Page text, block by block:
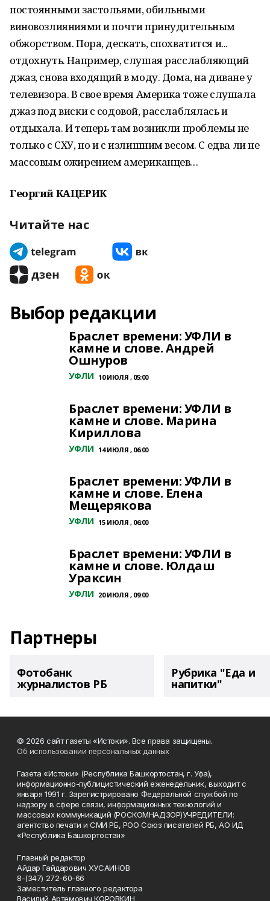
постоянными застольями, обильными
виновозлияниями и почти принудительным
обжорством. Пора, дескать, спохватится и...
отдохнуть. Например, слушая расслабляющий
джаз, снова входящий в моду. Дома, на диване у
телевизора. В свое время Америка тоже слушала
джаз под виски с содовой, расслаблялась и
отдыхала. И теперь там возникли проблемы не
только с СХУ, но и с излишним весом. С едва ли не
массовым ожирением американцев…
Георгий КАЦЕРИК
Читайте нас
Выбор редакции
Браслет времени: УФЛИ в
камне и слове. Андрей
Ошнуров
УФЛИ 10 ИЮЛЯ , 05:00
Браслет времени: УФЛИ в
камне и слове. Марина
Кириллова
УФЛИ 14 ИЮЛЯ , 06:00
Браслет времени: УФЛИ в
камне и слове. Елена
Мещерякова
УФЛИ 15 ИЮЛЯ , 06:00
Браслет времени: УФЛИ в
камне и слове. Юлдаш
Ураксин
УФЛИ 20 ИЮЛЯ , 09:00
Партнеры
Фотобанк
журналистов РБ
Рубрика "Еда и
напитки"
© 2026 сайт газеты «Истоки». Все права защищены.
Об использовании персональных данных
Газета «Истоки» (Республика Башкортостан, г. Уфа),
информационно-публицистический еженедельник, выходит с
января 1991 г. Зарегистрировано Федеральной службой по
надзору в сфере связи, информационных технологий и
массовых коммуникаций (РОСКОМНАДЗОР)УЧРЕДИТЕЛИ:
агентство печати и СМИ РБ, РОО Союз писателей РБ, АО ИД
«Республика Башкортостан»
Главный редактор
Айдар Гайдарович ХУСАИНОВ
8-(347) 272-60-66
Заместитель главного редактора
Василий Артемович КОРОВКИН